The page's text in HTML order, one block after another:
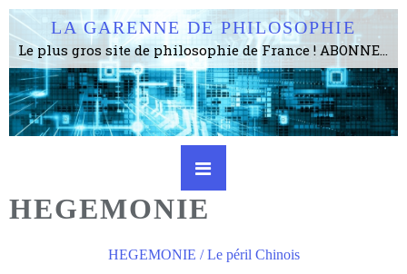
LA GARENNE DE PHILOSOPHIE
Le plus gros site de philosophie de France ! ABONNEZ-VOUS ! 4115 Articles, 1634 abonné·e·s, depuis 2006 . . . . . . . . 2 852 214 pages vues jusqu'à présent. Prestance et être apte à un plus grand nombre de choses.
HEGEMONIE
HEGEMONIE / Le péril Chinois